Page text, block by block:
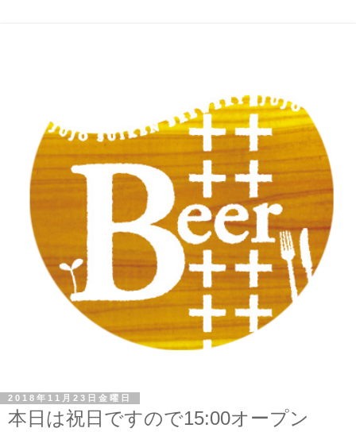
2018年11月23日金曜日
本日は祝日ですので15:00オープン